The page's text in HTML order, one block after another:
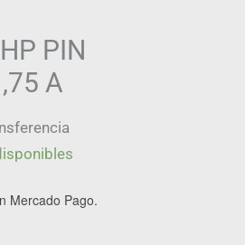
PIN
A
Mercado Pago.